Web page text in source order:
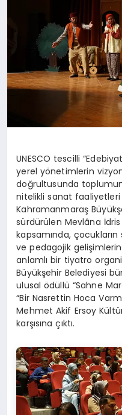
UNESCO tescilli
yerel yönetimlerin
doğrultusunda
nitelikli sanat
Kahramanmaraş
sürdürülen Mevlâna
kapsamında, çocukların
ve pedagojik
anlamlı bir tiyatro
Büyükşehir Belediyesi
ulusal ödüllü “Sahne
“Bir Nasrettin Hoca
Mehmet Akif Ersoy
karşısına çıktı.